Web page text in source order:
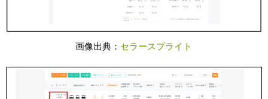
画像出典： セラースプライト